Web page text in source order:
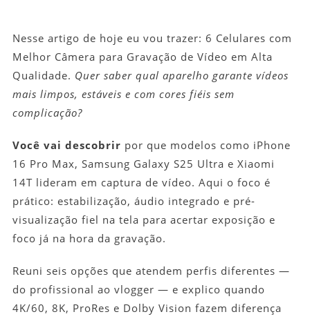
Vídeo
Em
Alta
Nesse artigo de hoje eu vou trazer: 6 Celulares com
Melhor Câmera para Gravação de Vídeo em Alta
Qualidade. Quer saber qual aparelho garante vídeos
mais limpos, estáveis e com cores fiéis sem
complicação?
Você vai descobrir por que modelos como iPhone
16 Pro Max, Samsung Galaxy S25 Ultra e Xiaomi
14T lideram em captura de vídeo. Aqui o foco é
prático: estabilização, áudio integrado e pré-
visualização fiel na tela para acertar exposição e
foco já na hora da gravação.
Reuni seis opções que atendem perfis diferentes —
do profissional ao vlogger — e explico quando
4K/60, 8K, ProRes e Dolby Vision fazem diferença